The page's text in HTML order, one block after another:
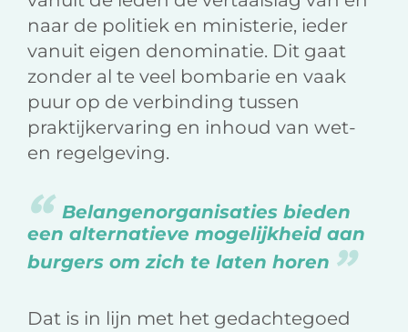
naar de politiek en ministerie, ieder
vanuit eigen denominatie. Dit gaat
zonder al te veel bombarie en vaak
puur op de verbinding tussen
praktijkervaring en inhoud van wet-
en regelgeving.
Belangenorganisaties bieden
een alternatieve mogelijkheid aan
burgers om zich te laten horen
Dat is in lijn met het gedachtegoed